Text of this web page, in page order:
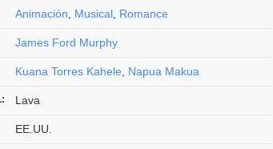
Animación Musical Romance
James Ford Murphy
Kuana Torres Kahele Napua Makua
Lava
EE.UU.